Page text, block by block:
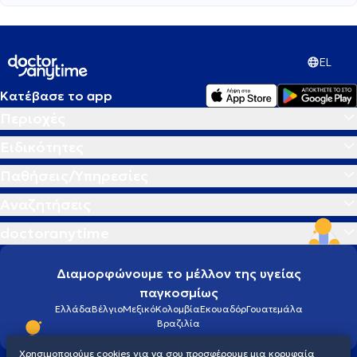
EL
Κατέβασε το app
Διαμορφώνουμε το μέλλον της υγείας
παγκοσμίως
ΕλλάδαΒέλγιοΜεξικόΚολομβίαΕκουαδόρΓουατεμάλα
Βραζιλία
Χρησιμοποιούμε cookies για να σου προσφέρουμε μια κορυφαία